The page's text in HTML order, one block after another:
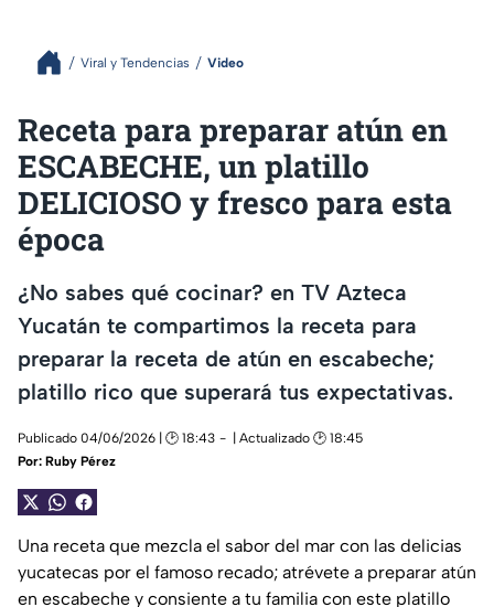
Viral y Tendencias Video
Receta para preparar atún en
ESCABECHE, un platillo
DELICIOSO y fresco para esta
época
¿No sabes qué cocinar? en TV Azteca
Yucatán te compartimos la receta para
preparar la receta de atún en escabeche;
platillo rico que superará tus expectativas.
Publicado 04/06/2026 | 🕑 18:43
| Actualizado 🕑 18:45
Por: Ruby Pérez
Una receta que mezcla el sabor del mar con las delicias
yucatecas por el famoso recado; atrévete a preparar atún
en escabeche y consiente a tu familia con este platillo